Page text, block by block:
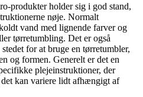
produkter holder sig i god stand,
nøje. Normalt
vand med lignende farver og
tørretumbling. Det er også
for at bruge en tørretumbler,
og formen. Generelt er det en
plejeinstruktioner, der
kan variere lidt afhængigt af